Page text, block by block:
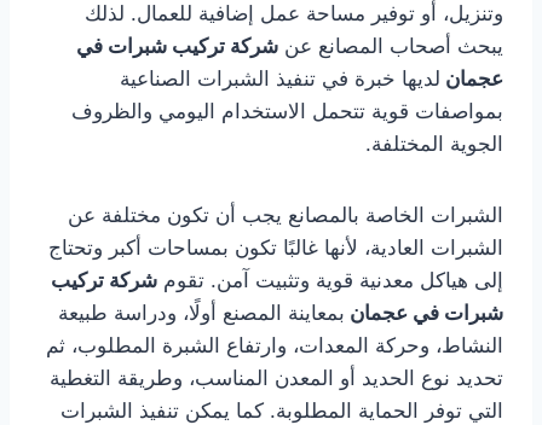
وتنزيل، أو توفير مساحة عمل إضافية للعمال. لذلك
يبحث أصحاب المصانع عن شركة تركيب شبرات في
عجمان لديها خبرة في تنفيذ الشبرات الصناعية
بمواصفات قوية تتحمل الاستخدام اليومي والظروف
الجوية المختلفة.
الشبرات الخاصة بالمصانع يجب أن تكون مختلفة عن
الشبرات العادية، لأنها غالبًا تكون بمساحات أكبر وتحتاج
إلى هياكل معدنية قوية وتثبيت آمن. تقوم شركة تركيب
شبرات في عجمان بمعاينة المصنع أولًا، ودراسة طبيعة
النشاط، وحركة المعدات، وارتفاع الشبرة المطلوب، ثم
تحديد نوع الحديد أو المعدن المناسب، وطريقة التغطية
التي توفر الحماية المطلوبة. كما يمكن تنفيذ الشبرات